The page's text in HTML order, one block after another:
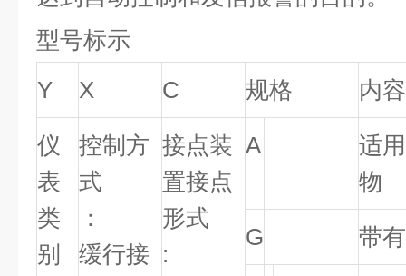
型号标示
Y
X C 规格 内容
仪
表
类
别
控制方
式
：
缓行接
接点装
置接点
形式
:
A
适
物
G 带